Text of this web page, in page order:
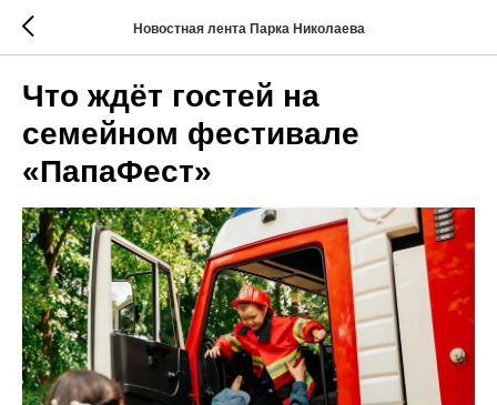
Новостная лента Парка Николаева
Что ждёт гостей на
семейном фестивале
«ПапаФест»